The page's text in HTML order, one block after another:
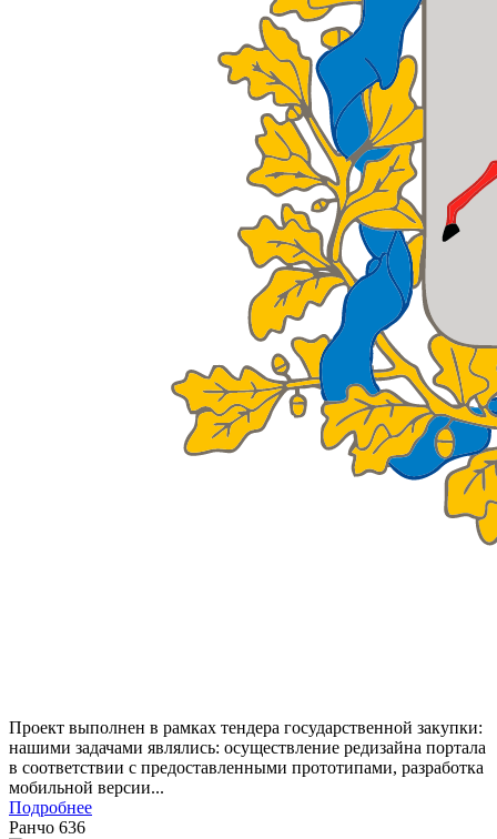
Проект выполнен в рамках тендера государственной закупки:
нашими задачами являлись: осуществление редизайна портала
в соответствии с предоставленными прототипами, разработка
мобильной версии...
Подробнее
Ранчо 636